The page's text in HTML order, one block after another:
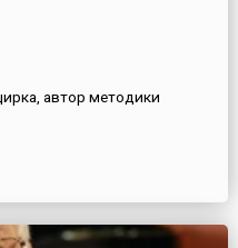
автор методики